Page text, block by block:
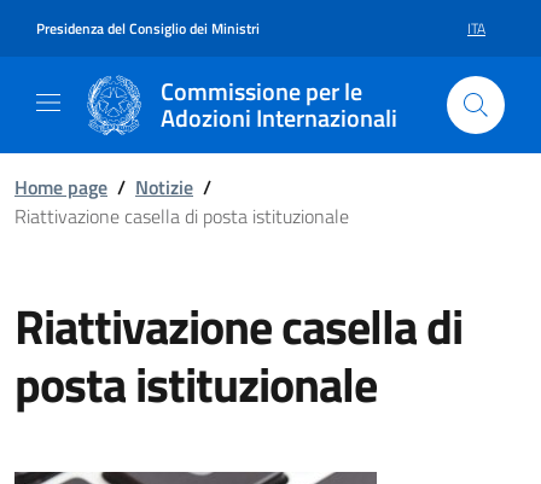
Presidenza del Consiglio dei Ministri ITA
Commissione per le
Adozioni Internazionali
Home page / Notizie /
Riattivazione casella di posta istituzionale
Riattivazione casella di
posta istituzionale